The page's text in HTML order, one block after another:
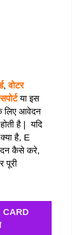
, वोटर
या इस
लिए आवेदन
है | यदि
है, E
कैसे करे,
पूरी
CARD